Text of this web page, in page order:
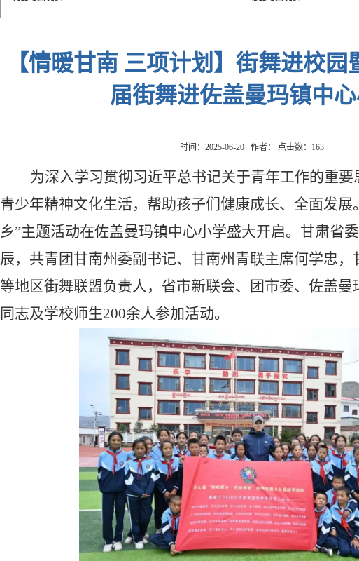
【情暖甘南 三项计划】街舞进校
届街舞进佐盖曼玛镇中
时间：2025-06-20 作者： 点击数： 163
为深入学习贯彻习近平总书记关于青年工作的重要
青少年精神文化生活，帮助孩子们健康成长、全面发展。
乡”主题活动在佐盖曼玛镇中心小学盛大开启。甘肃省
辰，共青团甘南州委副书记、甘南州青联主席何学忠，
等地区街舞联盟负责人，省市新联会、团市委、佐盖曼
同志及学校师生200余人参加活动。